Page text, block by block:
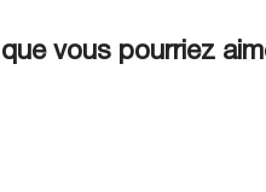
vous pourriez